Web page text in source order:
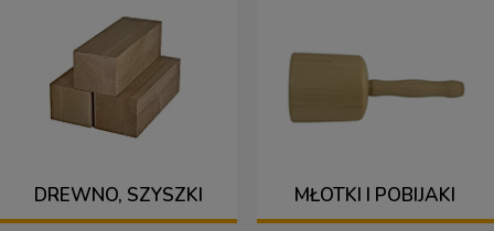
DREWNO, SZYSZKI MŁOTKI I POBIJAKI